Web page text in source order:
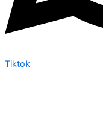
Tiktok